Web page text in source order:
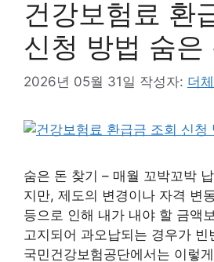
건강보험료 환
신청 방법 숨은
2026년 05월 31일 작성자: 더
숨은 돈 찾기 – 매월 꼬박꼬박
지만, 제도의 변경이나 자격 변
등으로 인해 내가 내야 할 금액
고지되어 과오납되는 경우가 빈
국민건강보험공단에서는 이렇